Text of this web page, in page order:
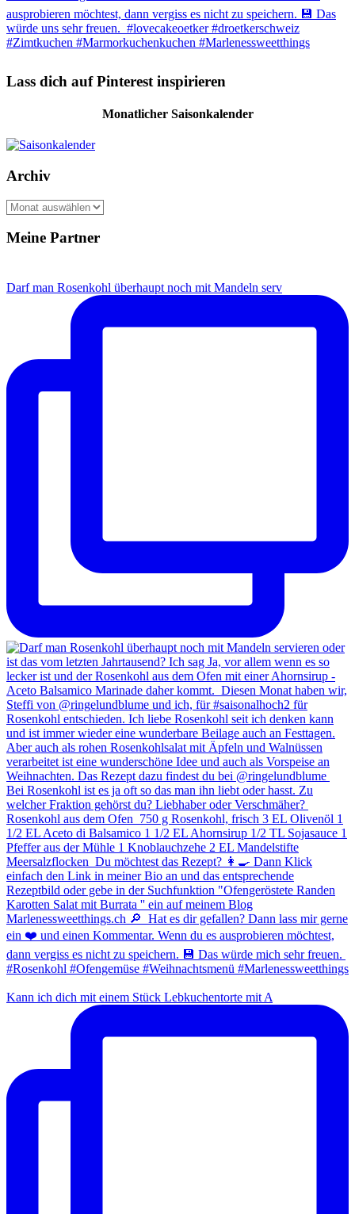
Lass dich auf Pinterest inspirieren
Monatlicher Saisonkalender
Archiv
A
c
Meine Partner
Darf man Rosenkohl überhaupt noch mit Mandeln serv
Kann ich dich mit einem Stück Lebkuchentorte mit A